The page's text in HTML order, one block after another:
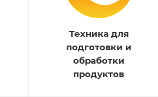
Техника для
подготовки и
обработки
продуктов